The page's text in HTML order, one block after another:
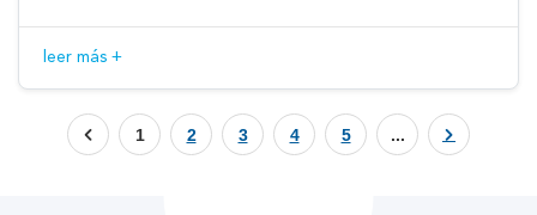
leer más +
1 2 3 4 5 ...